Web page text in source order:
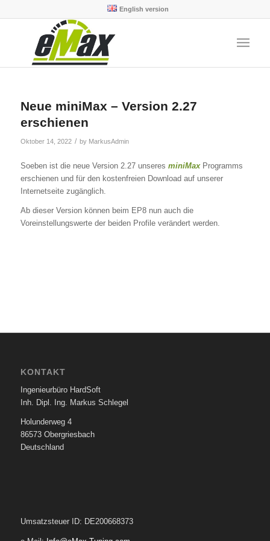
English version
Neue miniMax – Version 2.27
erschienen
Oktober 14, 2022 / by MarkusAdmin
Soeben ist die neue Version 2.27 unseres miniMax Programms
erschienen und für den kostenfreien Download auf unserer
Internetseite zugänglich.
Ab dieser Version können beim EP8 nun auch die
Voreinstellungswerte der beiden Profile verändert werden.
KONTAKT
Ingenieurbüro HardSoft
Inh. Dipl. Ing. Markus Schlegel
Holunderweg 4
86573 Obergriesbach
Deutschland
Umsatzsteuer ID: DE200668373